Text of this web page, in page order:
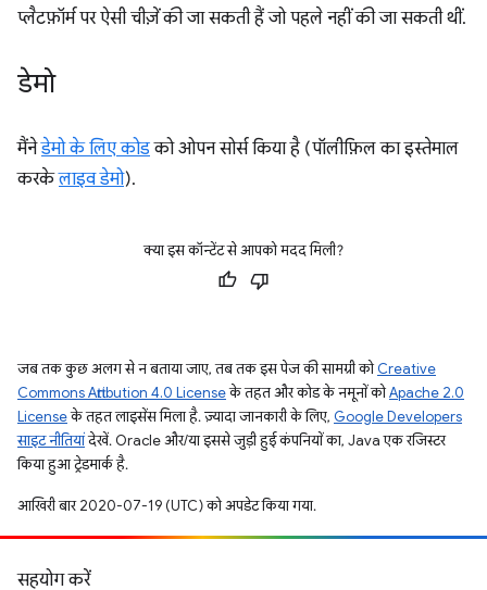
प्लैटफ़ॉर्म पर ऐसी चीज़ें की जा सकती हैं जो पहले नहीं की जा सकती थीं.
डेमो
मैंनेडेमो के लिए कोडको ओपन सोर्स किया है (पॉलीफ़िल का इस्तेमाल
करकेलाइव डेमो).
क्या इस कॉन्टेंट से आपको मदद मिली?
जब तक कुछ अलग से न बताया जाए, तब तक इस पेज की सामग्री कोCreative
Commons Attribution 4.0 Licenseके तहत और कोड के नमूनों कोApache 2.0
Licenseके तहत लाइसेंस मिला है. ज़्यादा जानकारी के लिए, Google Developers
साइट नीतियांदेखें. Oracle और/या इससे जुड़ी हुई कंपनियों का, Java एक रजिस्टर
किया हुआ ट्रेडमार्क है.
आखिरी बार 2020-07-19 (UTC) को अपडेट किया गया.
सहयोग करें